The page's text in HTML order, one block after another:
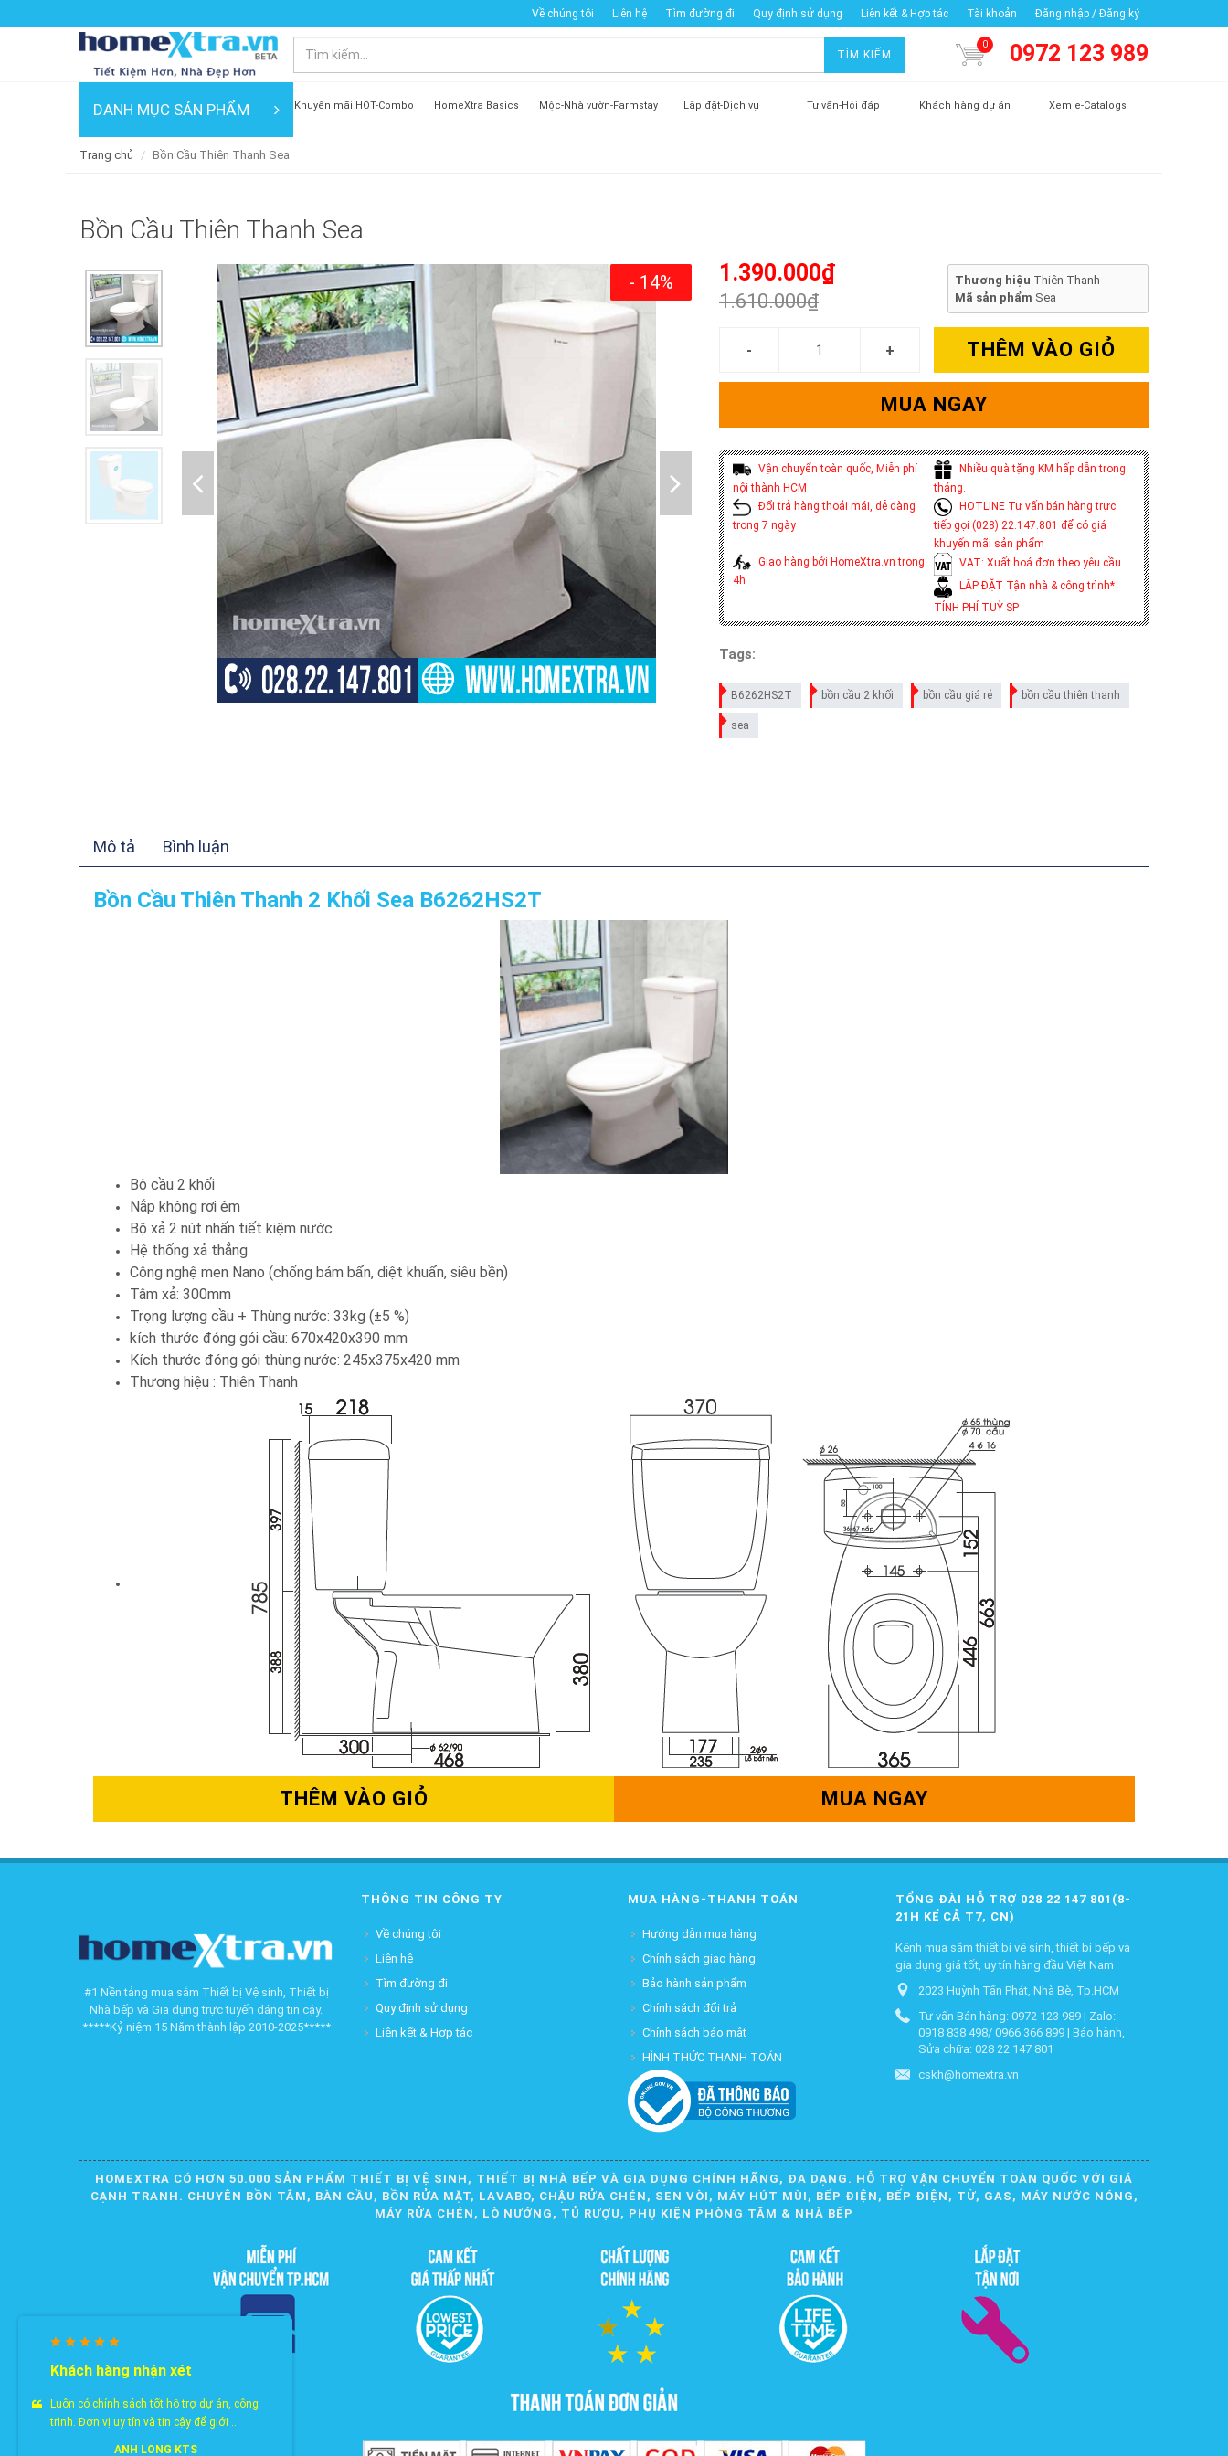
Về chúng tôi Liên hệ Tìm đường đi Quy định sử dụng Liên kết & Hợp tác Tài khoản Đăng nhập / Đăng ký
TÌM KIẾM
0 0972 123 989
DANH MỤC SẢN PHẨM Khuyến mãi HOT-Combo HomeXtra Basics Mộc-Nhà vườn-Farmstay Lắp đặt-Dịch vụ Tư vấn-Hỏi đáp Khách hàng dự án Xem e-Catalogs
Trang chủ Bồn Cầu Thiên Thanh Sea
Bồn Cầu Thiên Thanh Sea
- 14% 1.390.000₫
1.610.000₫
Thương hiệu Thiên Thanh
Mã sản phẩm Sea
THÊM VÀO GIỎ
MUA NGAY
Vận chuyển toàn quốc, Miễn phí
nội thành HCM
Nhiều quà tặng KM hấp dẫn trong
tháng.
Đổi trả hàng thoải mái, dễ dàng
trong 7 ngày
HOTLINE Tư vấn bán hàng trực
tiếp gọi (028).22.147.801 để có giá
khuyến mãi sản phẩm
Giao hàng bởi HomeXtra.vn trong
4h
VAT: Xuất hoá đơn theo yêu cầu
LẮP ĐẶT Tận nhà & công trình*
TÍNH PHÍ TUỲ SP
Tags:
B6262HS2T bồn cầu 2 khối bồn cầu giá rẻ bồn cầu thiên thanh
sea
Mô tả Bình luận
Bồn Cầu Thiên Thanh 2 Khối Sea B6262HS2T
Bộ cầu 2 khối
Nắp không rơi êm
Bộ xả 2 nút nhấn tiết kiệm nước
Hệ thống xả thẳng
Công nghệ men Nano (chống bám bẩn, diệt khuẩn, siêu bền)
Tâm xả: 300mm
Trọng lượng cầu + Thùng nước: 33kg (±5 %)
kích thước đóng gói cầu: 670x420x390 mm
Kích thước đóng gói thùng nước: 245x375x420 mm
Thương hiệu : Thiên Thanh
THÊM VÀO GIỎ MUA NGAY
#1 Nền tảng mua sắm Thiết bị Vệ sinh, Thiết bị
Nhà bếp và Gia dụng trực tuyến đáng tin cậy.
*****Kỷ niệm 15 Năm thành lập 2010-2025*****
THÔNG TIN CÔNG TY
Về chúng tôi
Liên hệ
Tìm đường đi
Quy định sử dụng
Liên kết & Hợp tác
MUA HÀNG-THANH TOÁN
Hướng dẫn mua hàng
Chính sách giao hàng
Bảo hành sản phẩm
Chính sách đổi trả
Chính sách bảo mật
HÌNH THỨC THANH TOÁN
TỔNG ĐÀI HỖ TRỢ 028 22 147 801(8-
21H KỂ CẢ T7, CN)
Kênh mua sắm thiết bị vệ sinh, thiết bị bếp và
gia dụng giá tốt, uy tín hàng đầu Việt Nam
2023 Huỳnh Tấn Phát, Nhà Bè, Tp.HCM
Tư vấn Bán hàng: 0972 123 989 | Zalo:
0918 838 498/ 0966 366 899 | Bảo hành,
Sửa chữa: 028 22 147 801
cskh@homextra.vn
HOMEXTRA CÓ HƠN 50.000 SẢN PHẨM THIẾT BỊ VỆ SINH, THIẾT BỊ NHÀ BẾP VÀ GIA DỤNG CHÍNH HÃNG, ĐA DẠNG. HỖ TRỢ VẬN CHUYỂN TOÀN QUỐC VỚI GIÁ
CẠNH TRANH. CHUYÊN BỒN TẮM, BÀN CẦU, BỒN RỬA MẶT, LAVABO, CHẬU RỬA CHÉN, SEN VÒI, MÁY HÚT MÙI, BẾP ĐIỆN, BẾP ĐIỆN, TỪ, GAS, MÁY NƯỚC NÓNG,
MÁY RỬA CHÉN, LÒ NƯỚNG, TỦ RƯỢU, PHỤ KIỆN PHÒNG TẮM & NHÀ BẾP
Khách hàng nhận xét
Luôn có chính sách tốt hỗ trợ dự án, công
trình. Đơn vị uy tín và tin cậy để giới ...
ANH LONG KTS